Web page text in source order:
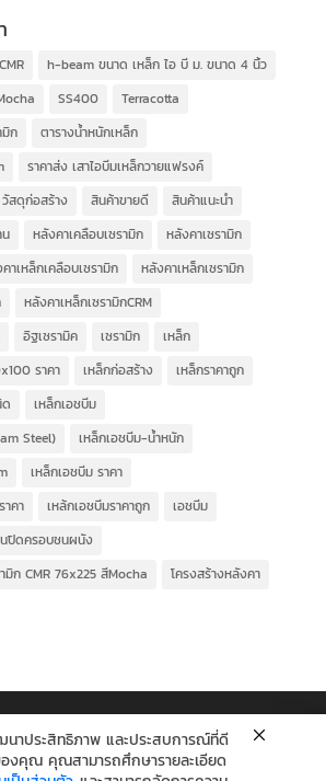
CMR
h-beam ขนาด เหล็ก ไอ บี ม. ขนาด 4 นิ้ว
SS400
Terracotta
มิก
ตารางน้ำหนักเหล็ก
ราคาส่ง เสาไอบีมเหล็กวายแฟรงค์
วัสดุก่อสร้าง สินค้าขายดี
สินค้าแนะนำ
หลังคาเคลือบเซรามิก
หลังคาเซรามิก
าเหล็กเคลือบเซรามิก
หลังคาเหล็กเซรามิก
หลังคาเหล็กเซรามิกCRM
อิฐเซรามิค เซรามิก
เหล็ก
ราคา
เหล็กก่อสร้าง
เหล็กราคาถูก
เหล็กเอชบีม
Steel)
เหล็กเอชบีม-น้ำหนัก
เหล็กเอชบีม ราคา
คา
เหล้กเอชบีมราคาถูก
เอชบีม
ปิดครอบชนผนัง
มิก CMR 76x225 สีMocha
โครงสร้างหลังคา
นาประสิทธิภาพ และประสบการณ์ที่ดี
องคุณ คุณสามารถศึกษารายละเอียด